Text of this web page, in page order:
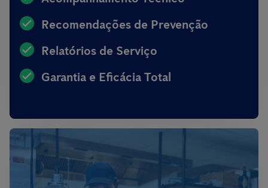
Recomendações de Prevenção
Relatórios de Serviço
Garantia e Eficácia Total